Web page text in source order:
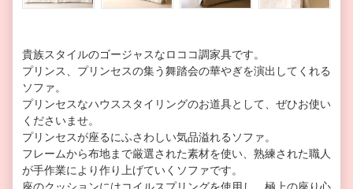
貴族スタイルのゴージャスなロココ調家具です。
プリンス、プリンセスの集う舞踏会の華やぎを演出してくれる
ソファ。
プリンセスなハウススタイリングのお道具として、ぜひお使い
くださいませ。
プリンセスが座るにふさわしい気品溢れるソファ。
フレームから布地まで厳選された素材を使い、熟練された職人
が手作業により作り上げていくソファです。